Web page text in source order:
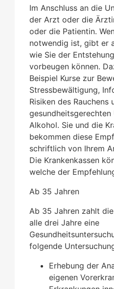
Im Anschluss an die
der Arzt oder die
oder die Patientin.
notwendig ist, gibt er
wie Sie der
vorbeugen können.
Beispiel Kurse zur
Stressbewältigung,
Risiken des Rauchens
gesundheitsgerechten
Alkohol. Sie und die
bekommen diese
schriftlich von Ihrem
Die Krankenkassen
welche der
Ab 35 Jahren
Ab 35 Jahren zahlt
alle drei Jahre eine
folgende
Erhebung der
eigenen